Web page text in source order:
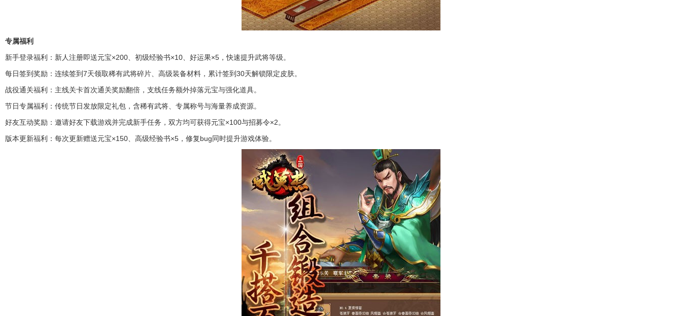
专属福利
新手登录福利：新人注册即送元宝×200、初级经验书×10、好运果×5，快速提升武将等级。
每日签到奖励：连续签到7天领取稀有武将碎片、高级装备材料，累计签到30天解锁限定皮肤。
战役通关福利：主线关卡首次通关奖励翻倍，支线任务额外掉落元宝与强化道具。
节日专属福利：传统节日发放限定礼包，含稀有武将、专属称号与海量养成资源。
好友互动奖励：邀请好友下载游戏并完成新手任务，双方均可获得元宝×100与招募令×2。
版本更新福利：每次更新赠送元宝×150、高级经验书×5，修复bug同时提升游戏体验。